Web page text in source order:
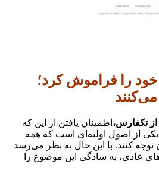
خود را فراموش کرد؛
از تکفارس، اطمینان یافتن از این که
یکی از اصول اولیه‌ای است که همه
کنند. با این حال به نظر می‌رسد
عادی، به سادگی این موضوع را